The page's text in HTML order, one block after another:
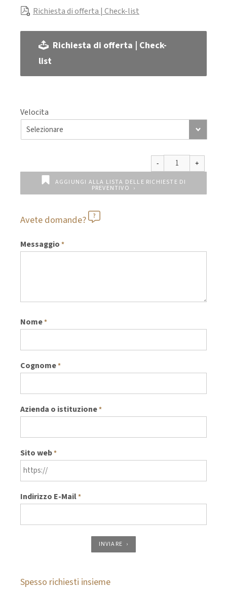
Richiesta di offerta | Check-list
Richiesta di offerta | Check-
list
Velocita
AGGIUNGI ALLA LISTA DELLE RICHIESTE DI
PREVENTIVO
Avete domande?
Messaggio *
Nome*
Cognome*
Azienda o istituzione*
Sito web*
Indirizzo E-Mail*
INVIARE
Spesso richiesti insieme